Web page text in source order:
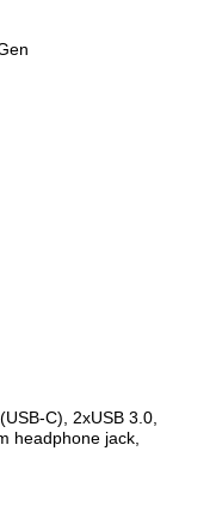
C), 2xUSB 3.0,
headphone jack,